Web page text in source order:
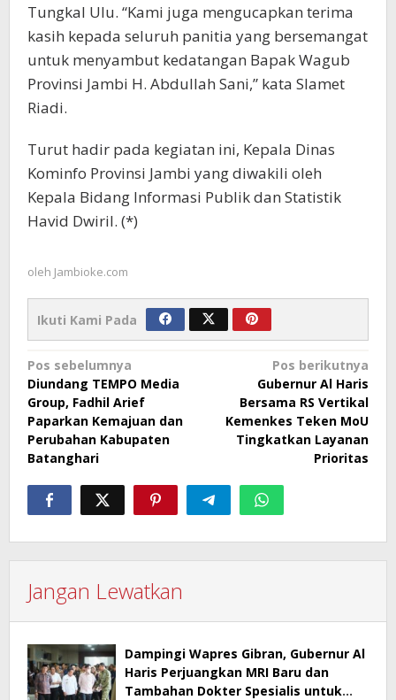
Tungkal Ulu. “Kami juga mengucapkan terima
kasih kepada seluruh panitia yang bersemangat
untuk menyambut kedatangan Bapak Wagub
Provinsi Jambi H. Abdullah Sani,” kata Slamet
Riadi.
Turut hadir pada kegiatan ini, Kepala Dinas
Kominfo Provinsi Jambi yang diwakili oleh
Kepala Bidang Informasi Publik dan Statistik
Havid Dwiril. (*)
oleh Jambioke.com
Ikuti Kami Pada
Navigasi
pos
Pos sebelumnya
Diundang TEMPO Media
Group, Fadhil Arief
Paparkan Kemajuan dan
Perubahan Kabupaten
Batanghari
Pos berikutnya
Gubernur Al Haris
Bersama RS Vertikal
Kemenkes Teken MoU
Tingkatkan Layanan
Prioritas
Jangan Lewatkan
Dampingi Wapres Gibran, Gubernur Al
Haris Perjuangkan MRI Baru dan
Tambahan Dokter Spesialis untuk